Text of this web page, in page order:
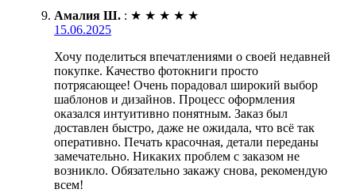
Амалия Ш. : ★ ★ ★ ★ ★
15.06.2025
Хочу поделиться впечатлениями о своей недавней
покупке. Качество фотокниги просто
потрясающее! Очень порадовал широкий выбор
шаблонов и дизайнов. Процесс оформления
оказался интуитивно понятным. Заказ был
доставлен быстро, даже не ожидала, что всё так
оперативно. Печать красочная, детали переданы
замечательно. Никаких проблем с заказом не
возникло. Обязательно закажу снова, рекомендую
всем!